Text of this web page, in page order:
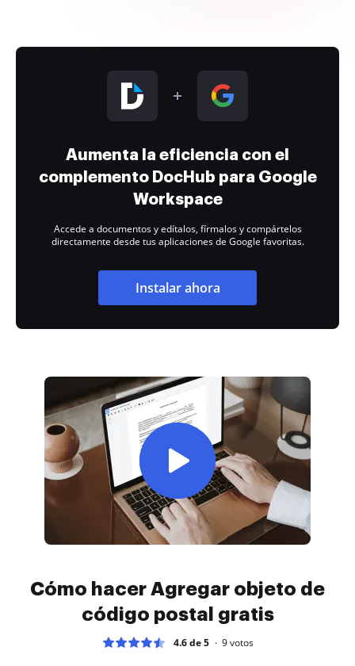
Aumenta la eficiencia con el
complemento DocHub para Google
Workspace
Accede a documentos y edítalos, fírmalos y compártelos
directamente desde tus aplicaciones de Google favoritas.
Instalar ahora
Cómo hacer Agregar objeto de
código postal gratis
4.6 de 5 9votos